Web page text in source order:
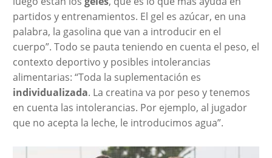
partidos y entrenamientos. El gel es azúcar, en una
palabra, la gasolina que van a introducir en el
cuerpo”. Todo se pauta teniendo en cuenta el peso, el
contexto deportivo y posibles intolerancias
alimentarias: “Toda la suplementación es
individualizada. La creatina va por peso y tenemos
en cuenta las intolerancias. Por ejemplo, al jugador
que no acepta la leche, le introducimos agua”.